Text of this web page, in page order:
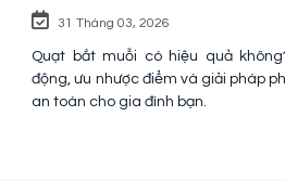
31 Tháng 03, 2026
Quạt bắt muỗi có hiệu quả
động, ưu nhược điểm và giải pháp
an toàn cho gia đình bạn.